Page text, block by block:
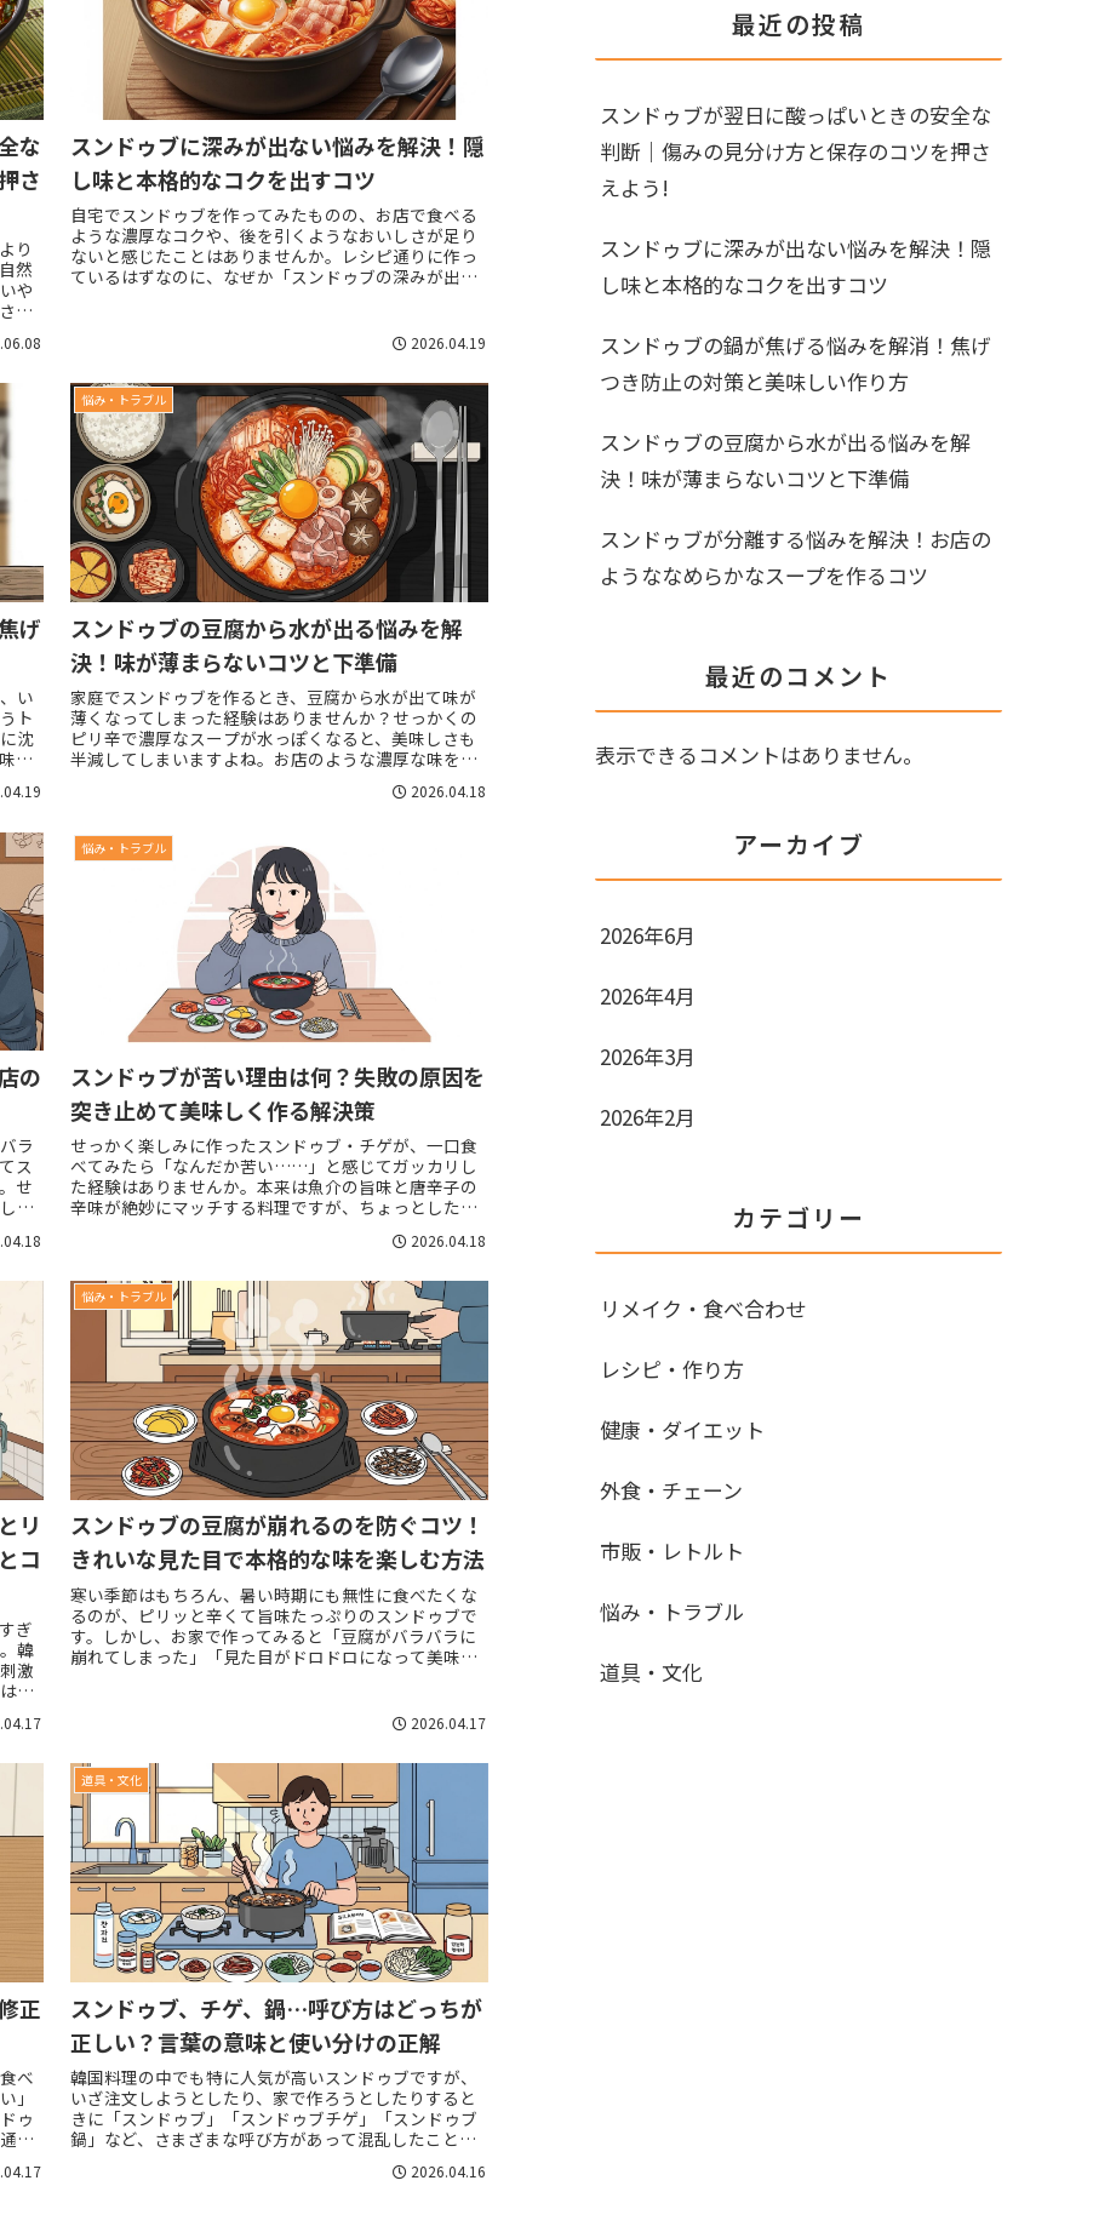
な
さ
り
然
や
スンドゥブに深みが出ない悩みを解決！隠
し味と本格的なコクを出すコツ
自宅でスンドゥブを作ってみたものの、お店で食べる
ような濃厚なコクや、後を引くようなおいしさが足り
ないと感じたことはありませんか。レシピ通りに作っ
ているはずなのに、なぜか「スンドゥブの深みが出な
2026.04.19
げ
い
ト
沈
し
悩み・トラブル
スンドゥブの豆腐から水が出る悩みを解
決！味が薄まらないコツと下準備
家庭でスンドゥブを作るとき、豆腐から水が出て味が
薄くなってしまった経験はありませんか？せっかくの
ピリ辛で濃厚なスープが水っぽくなると、美味しさも
半減してしまいますよね。お店のような濃厚な味を再
現したいのに、なぜか家で作ると「薄い」と感じる2026.04.18
の
ラ
ス
せ
さ
悩み・トラブル
スンドゥブが苦い理由は何？失敗の原因を
突き止めて美味しく作る解決策
せっかく楽しみに作ったスンドゥブ・チゲが、一口食
べてみたら「なんだか苦い……」と感じてガッカリし
た経験はありませんか。本来は魚介の旨味と唐辛子の
辛味が絶妙にマッチする料理ですが、ちょっとしたコ
2026.04.18
リ
コ
ぎ
韓
激
、
悩み・トラブル
スンドゥブの豆腐が崩れるのを防ぐコツ！
きれいな見た目で本格的な味を楽しむ方法
寒い季節はもちろん、暑い時期にも無性に食べたくな
るのが、ピリッと辛くて旨味たっぷりのスンドゥブで
す。しかし、お家で作ってみると「豆腐がバラバラに
崩れてしまった」「見た目がドロドロになって美味し
2026.04.17
正
べ
」
ゥ
り
道具・文化
スンドゥブ、チゲ、鍋…呼び方はどっちが
正しい？言葉の意味と使い分けの正解
韓国料理の中でも特に人気が高いスンドゥブですが、
いざ注文しようとしたり、家で作ろうとしたりすると
きに「スンドゥブ」「スンドゥブチゲ」「スンドゥブ
鍋」など、さまざまな呼び方があって混乱したことは
2026.04.16
最近の投稿
スンドゥブが翌日に酸っぱいときの安全な
判断｜傷みの見分け方と保存のコツを押さ
えよう!
スンドゥブに深みが出ない悩みを解決！隠
し味と本格的なコクを出すコツ
スンドゥブの鍋が焦げる悩みを解消！焦げ
つき防止の対策と美味しい作り方
スンドゥブの豆腐から水が出る悩みを解
決！味が薄まらないコツと下準備
スンドゥブが分離する悩みを解決！お店の
ようななめらかなスープを作るコツ
最近のコメント
表示できるコメントはありません。
アーカイブ
2026年6月
2026年4月
2026年3月
2026年2月
カテゴリー
リメイク・食べ合わせ
レシピ・作り方
健康・ダイエット
外食・チェーン
市販・レトルト
悩み・トラブル
道具・文化